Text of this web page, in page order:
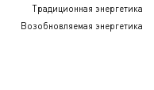
Традиционная энергетика
Возобновляемая энергетика